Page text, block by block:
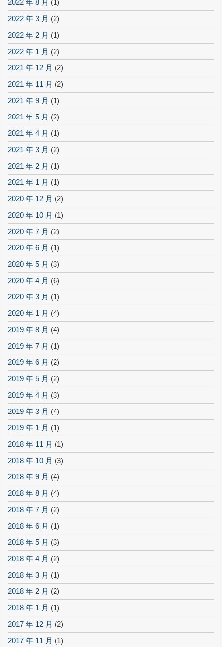
2022 年 8 月 (1)
2022 年 3 月 (2)
2022 年 2 月 (1)
2022 年 1 月 (2)
2021 年 12 月 (2)
2021 年 11 月 (2)
2021 年 9 月 (1)
2021 年 5 月 (2)
2021 年 4 月 (1)
2021 年 3 月 (2)
2021 年 2 月 (1)
2021 年 1 月 (1)
2020 年 12 月 (2)
2020 年 10 月 (1)
2020 年 7 月 (2)
2020 年 6 月 (1)
2020 年 5 月 (3)
2020 年 4 月 (6)
2020 年 3 月 (1)
2020 年 1 月 (4)
2019 年 8 月 (4)
2019 年 7 月 (1)
2019 年 6 月 (2)
2019 年 5 月 (2)
2019 年 4 月 (3)
2019 年 3 月 (4)
2019 年 1 月 (1)
2018 年 11 月 (1)
2018 年 10 月 (3)
2018 年 9 月 (4)
2018 年 8 月 (4)
2018 年 7 月 (2)
2018 年 6 月 (1)
2018 年 5 月 (3)
2018 年 4 月 (2)
2018 年 3 月 (1)
2018 年 2 月 (2)
2018 年 1 月 (1)
2017 年 12 月 (2)
2017 年 11 月 (1)